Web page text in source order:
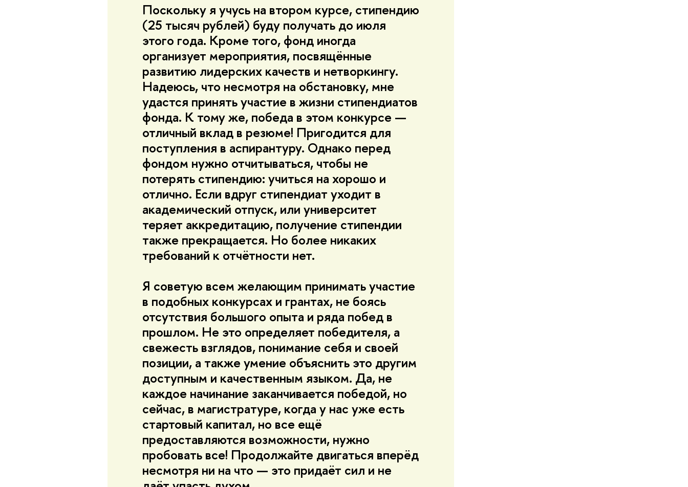
Поскольку я учусь на втором курсе, стипендию
(25 тысяч рублей) буду получать до июля
этого года. Кроме того, фонд иногда
организует мероприятия, посвящённые
развитию лидерских качеств и нетворкингу.
Надеюсь, что несмотря на обстановку, мне
удастся принять участие в жизни стипендиатов
фонда. К тому же, победа в этом конкурсе —
отличный вклад в резюме! Пригодится для
поступления в аспирантуру. Однако перед
фондом нужно отчитываться, чтобы не
потерять стипендию: учиться на хорошо и
отлично. Если вдруг стипендиат уходит в
академический отпуск, или университет
теряет аккредитацию, получение стипендии
также прекращается. Но более никаких
требований к отчётности нет.
Я советую всем желающим принимать участие
в подобных конкурсах и грантах, не боясь
отсутствия большого опыта и ряда побед в
прошлом. Не это определяет победителя, а
свежесть взглядов, понимание себя и своей
позиции, а также умение объяснить это другим
доступным и качественным языком. Да, не
каждое начинание заканчивается победой, но
сейчас, в магистратуре, когда у нас уже есть
стартовый капитал, но все ещё
предоставляются возможности, нужно
пробовать все! Продолжайте двигаться вперёд
несмотря ни на что — это придаёт сил и не